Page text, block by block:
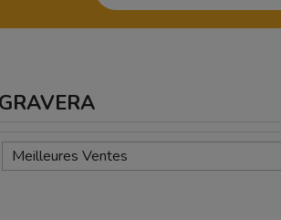
Meilleures Ventes